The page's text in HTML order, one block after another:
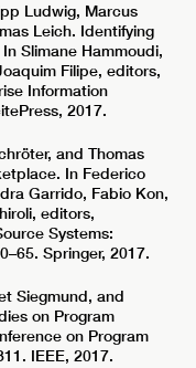
Ludwig, Marcus
Leich. Identifying
Slimane Hammoudi,
Filipe, editors,
Information
2017.
and Thomas
In Federico
Garrido, Fabio Kon,
editors,
Systems:
Springer, 2017.
Siegmund, and
on Program
on Program
IEEE, 2017.